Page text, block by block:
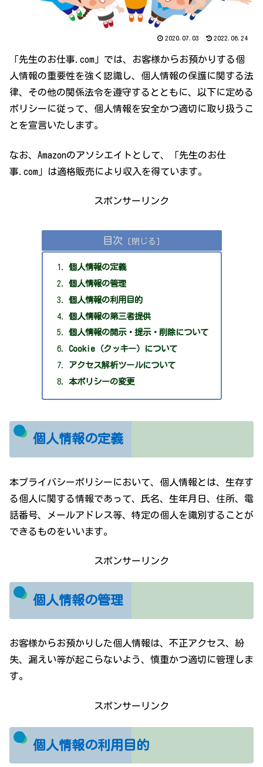
2020.07.03 2022.06.24
「先生のお仕事.com」では、お客様からお預かりする個
人情報の重要性を強く認識し、個人情報の保護に関する法
律、その他の関係法令を遵守するとともに、以下に定める
ポリシーに従って、個人情報を安全かつ適切に取り扱うこ
とを宣言いたします。
なお、Amazonのアソシエイトとして、「先生のお仕
事.com」は適格販売により収入を得ています。
スポンサーリンク
目次
個人情報の定義
個人情報の管理
個人情報の利用目的
個人情報の第三者提供
個人情報の開示・提示・削除について
Cookie（クッキー）について
アクセス解析ツールについて
本ポリシーの変更
個人情報の定義
本プライバシーポリシーにおいて、個人情報とは、生存す
る個人に関する情報であって、氏名、生年月日、住所、電
話番号、メールアドレス等、特定の個人を識別することが
できるものをいいます。
スポンサーリンク
個人情報の管理
お客様からお預かりした個人情報は、不正アクセス、紛
失、漏えい等が起こらないよう、慎重かつ適切に管理しま
す。
スポンサーリンク
個人情報の利用目的